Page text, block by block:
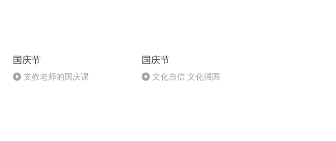
国庆节
支教老师的国庆课
国庆节
文化自信 文化强国